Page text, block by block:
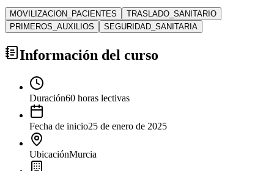
MOVILIZACION_PACIENTES
TRASLADO_SANITARIO
PRIMEROS_AUXILIOS
SEGURIDAD_SANITARIA
Información del curso
Duración60 horas lectivas
Fecha de inicio25 de enero de 2025
UbicaciónMurcia